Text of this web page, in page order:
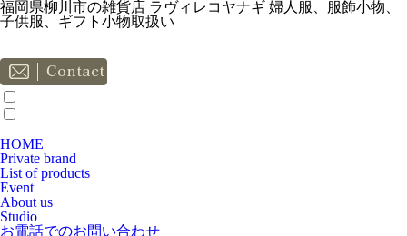
福岡県柳川市の雑貨店 ラヴィレコヤナギ 婦人服、服飾小物、
子供服、ギフト小物取扱い
HOME
Private brand
List of products
Event
About us
Studio
お電話でのお問い合わせ